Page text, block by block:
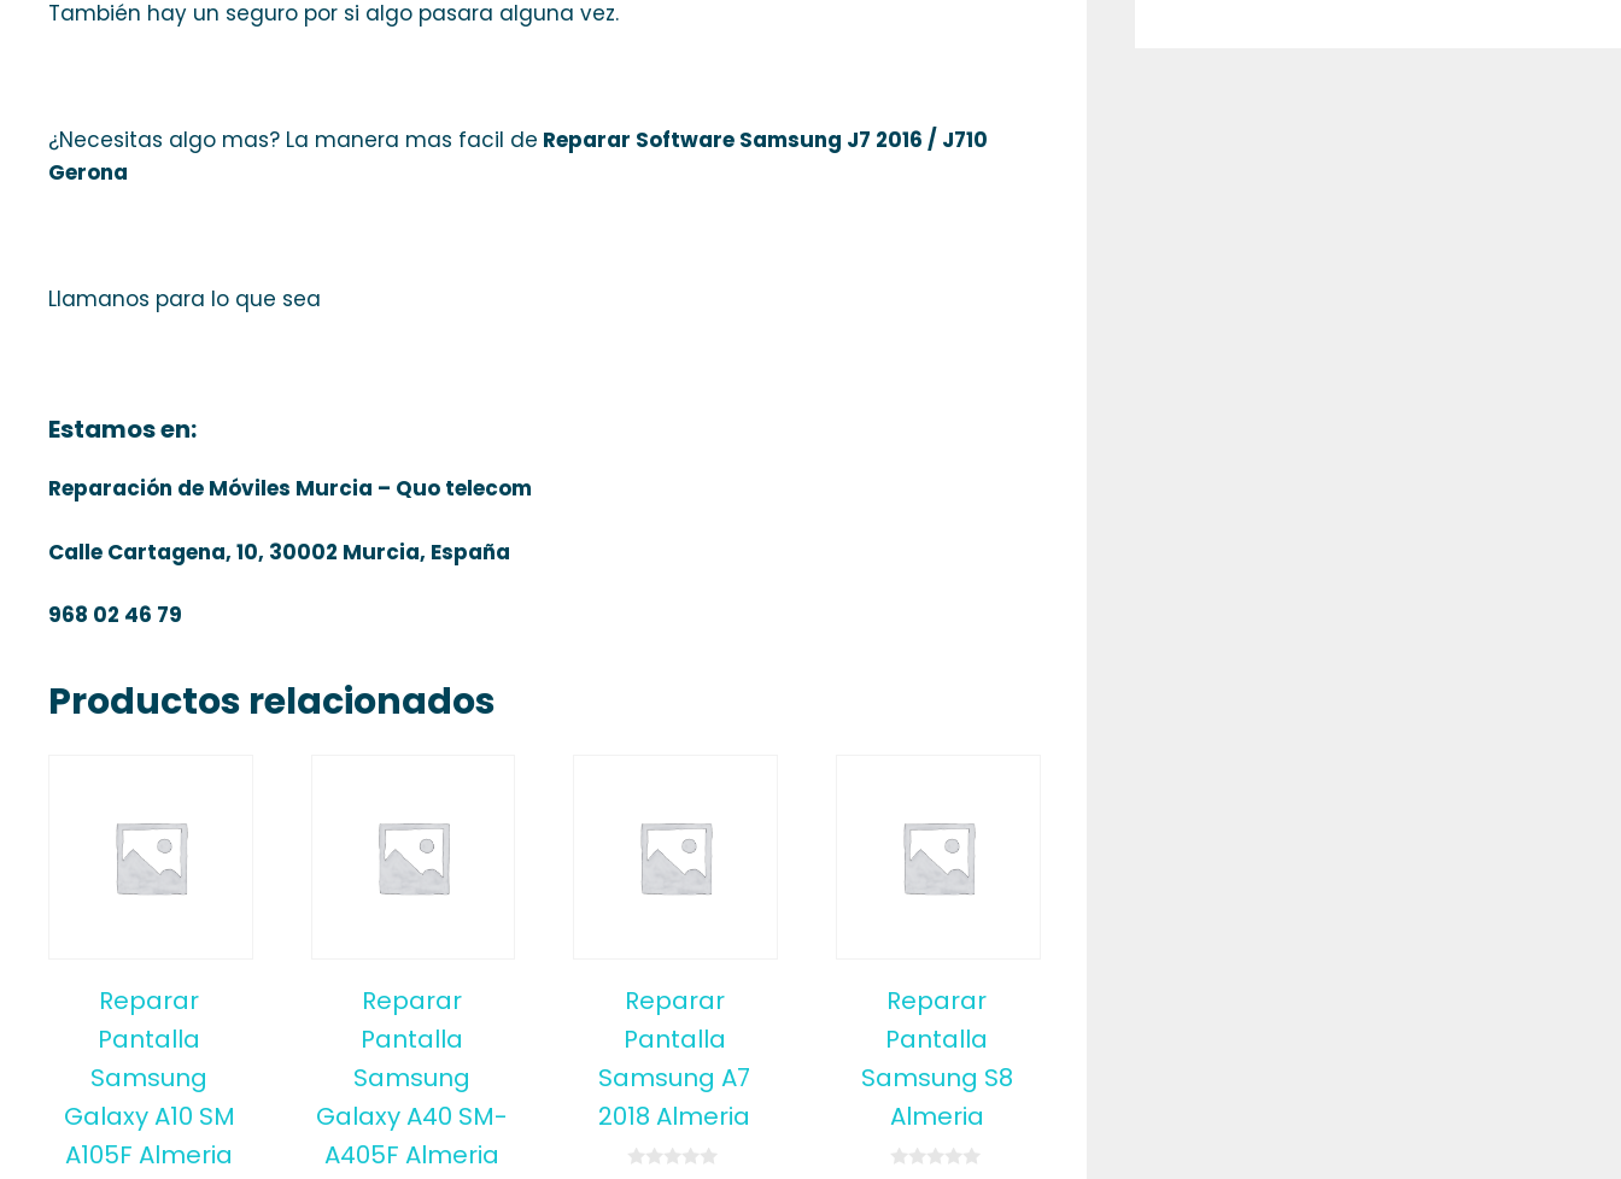
También hay un seguro por si algo pasara alguna vez.
¿Necesitas algo mas? La manera mas facil de Reparar Software Samsung J7 2016 / J710
Gerona
Llamanos para lo que sea
Estamos en:
Reparación de Móviles Murcia – Quo telecom
Calle Cartagena, 10, 30002 Murcia, España
968 02 46 79
Productos relacionados
Reparar
Pantalla
Samsung
Galaxy A10 SM
A105F Almeria
Reparar
Pantalla
Samsung
Galaxy A40 SM-
A405F Almeria
Reparar
Pantalla
Samsung A7
2018 Almeria
Reparar
Pantalla
Samsung S8
Almeria